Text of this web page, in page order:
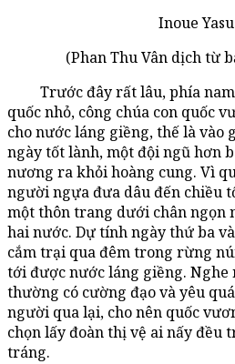
Inoue
(Phan Thu Vân dịch từ
Trước đây rất lâu, phía nam
quốc nhỏ, công chúa con quốc
cho nước láng giềng, thế là vào
ngày tốt lành, một đội ngũ hơn
nương ra khỏi hoàng cung. Vì
người ngựa đưa dâu đến chiều
một thôn trang dưới chân ngọn
hai nước. Dự tính ngày thứ ba
cắm trại qua đêm trong rừng
tới được nước láng giềng. Nghe
thường có cường đạo và yêu
người qua lại, cho nên quốc
chọn lấy đoàn thị vệ ai nấy đều
tráng.